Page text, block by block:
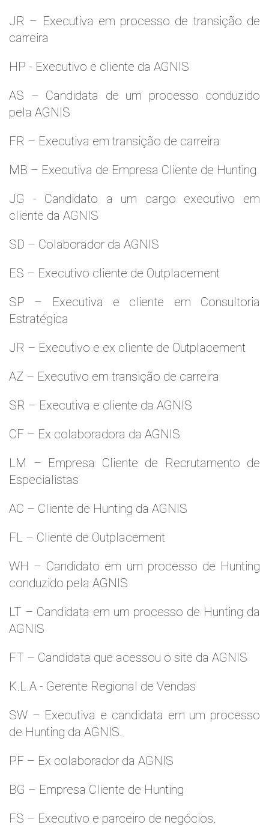
JR – Executiva em processo de transição de
carreira
HP - Executivo e cliente da AGNIS
AS – Candidata de um processo conduzido
pela AGNIS
FR – Executiva em transição de carreira
MB – Executiva de Empresa Cliente de Hunting
JG - Candidato a um cargo executivo em
cliente da AGNIS
SD – Colaborador da AGNIS
ES – Executivo cliente de Outplacement
SP – Executiva e cliente em Consultoria
Estratégica
JR – Executivo e ex cliente de Outplacement
AZ – Executivo em transição de carreira
SR – Executiva e cliente da AGNIS
CF – Ex colaboradora da AGNIS
LM – Empresa Cliente de Recrutamento de
Especialistas
AC – Cliente de Hunting da AGNIS
FL – Cliente de Outplacement
WH – Candidato em um processo de Hunting
conduzido pela AGNIS
LT – Candidata em um processo de Hunting da
AGNIS
FT – Candidata que acessou o site da AGNIS
K.L.A - Gerente Regional de Vendas
SW – Executiva e candidata em um processo
de Hunting da AGNIS.
PF – Ex colaborador da AGNIS
BG – Empresa Cliente de Hunting
FS – Executivo e parceiro de negócios.